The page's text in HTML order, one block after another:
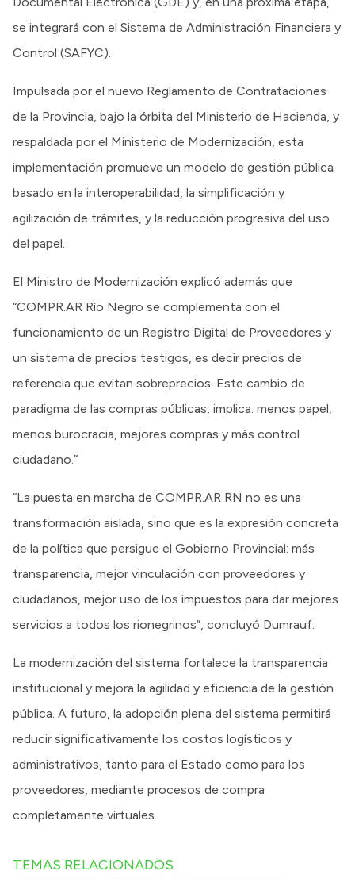
se integrará con el Sistema de Administración Financiera y
Control (SAFYC).
Impulsada por el nuevo Reglamento de Contrataciones
de la Provincia, bajo la órbita del Ministerio de Hacienda, y
respaldada por el Ministerio de Modernización, esta
implementación promueve un modelo de gestión pública
basado en la interoperabilidad, la simplificación y
agilización de trámites, y la reducción progresiva del uso
del papel.
El Ministro de Modernización explicó además que
“COMPR.AR Río Negro se complementa con el
funcionamiento de un Registro Digital de Proveedores y
un sistema de precios testigos, es decir precios de
referencia que evitan sobreprecios. Este cambio de
paradigma de las compras públicas, implica: menos papel,
menos burocracia, mejores compras y más control
ciudadano.”
“La puesta en marcha de COMPR.AR RN no es una
transformación aislada, sino que es la expresión concreta
de la política que persigue el Gobierno Provincial: más
transparencia, mejor vinculación con proveedores y
ciudadanos, mejor uso de los impuestos para dar mejores
servicios a todos los rionegrinos”, concluyó Dumrauf.
La modernización del sistema fortalece la transparencia
institucional y mejora la agilidad y eficiencia de la gestión
pública. A futuro, la adopción plena del sistema permitirá
reducir significativamente los costos logísticos y
administrativos, tanto para el Estado como para los
proveedores, mediante procesos de compra
completamente virtuales.
TEMAS RELACIONADOS